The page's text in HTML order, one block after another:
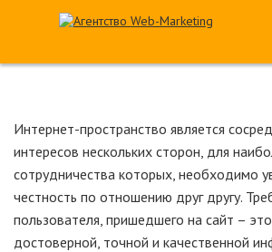
Интернет-пространство является
интересов нескольких сторон, для
сотрудничества которых, необходимо
честность по отношению друг другу.
пользователя, пришедшего на сайт –
достоверной, точной и качественной